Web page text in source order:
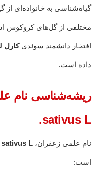
گیاه‌شناسی به خانواده‌ای از
افتخار دانشمند سوئدیکارل
داده است.
sativus L.
نام علمی زعفران، L.
است: